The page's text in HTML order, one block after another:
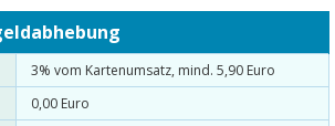
3% vom Kartenumsatz, mind. 5,90 Euro
0,00 Euro